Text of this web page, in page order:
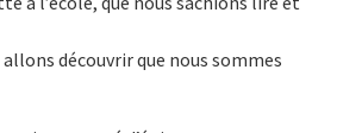
découvrir que nous sommes